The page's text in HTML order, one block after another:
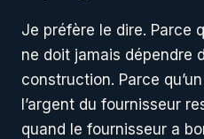
Je préfère le dire. Parce
ne doit jamais dépendre
construction. Parce
l’argent du fournisseur
quand le fournisseur a